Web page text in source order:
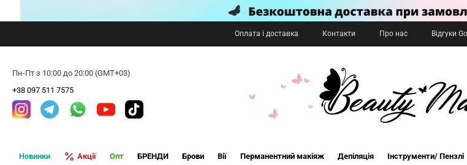
Оплата і доставка Контакти Про нас Відгуки
Пн-Пт з 10:00 до 20:00 (GMT+03)
+38 097 511 7575
Новинки Акції Опт БРЕНДИ Брови Вії Перманентний макіяж Депіляція Інструменти/ Пензлі